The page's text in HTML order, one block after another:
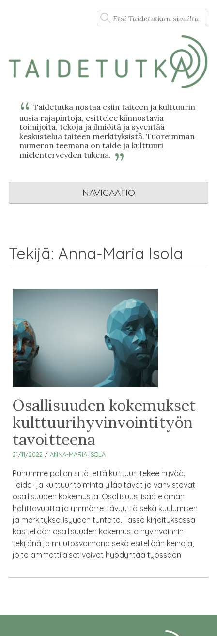
Taidetutka nostaa esiin taiteen ja kulttuurin
uusia rajapintoja, esittelee kiinnostavia
toimijoita, tekoja ja ilmiöitä ja syventää
keskustelua taiteen merkityksistä. Tuoreimman
numeron teemana on taide ja kulttuuri
mielenterveyden tukena.
NAVIGAATIO
Tekijä: Anna-Maria Isola
Osallisuuden kokemukset
kulttuurihyvinvointityön
tavoitteena
21/11/2022 /ANNA-MARIA ISOLA
Puhumme paljon siitä, että kulttuuri tekee hyvää.
Taide- ja kulttuuritoiminta ylläpitävät ja vahvistavat
osallisuuden kokemusta. Osallisuus lisää elämän
hallittavuutta ja ymmärrettävyyttä sekä kuulumisen
ja merkityksellisyyden tunteita. Tässä kirjoituksessa
käsitellään osallisuuden kokemusta hyvinvoinnin
tekijänä ja muutosvoimana sekä esitellään keinoja,
joita ammattilaiset voivat hyödyntää työssään.